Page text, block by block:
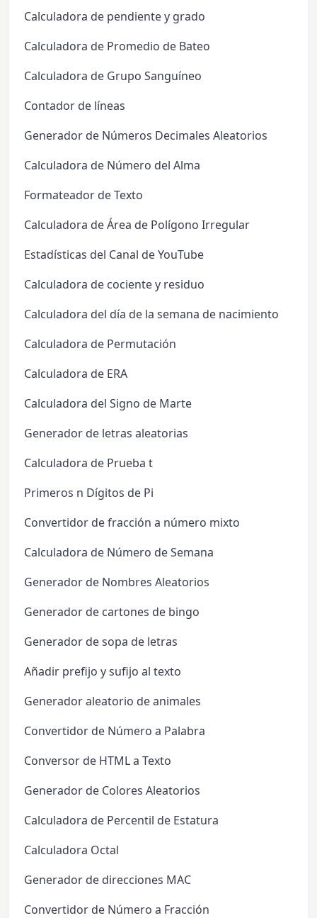
Calculadora de pendiente y grado
Calculadora de Promedio de Bateo
Calculadora de Grupo Sanguíneo
Contador de líneas
Generador de Números Decimales Aleatorios
Calculadora de Número del Alma
Formateador de Texto
Calculadora de Área de Polígono Irregular
Estadísticas del Canal de YouTube
Calculadora de cociente y residuo
Calculadora del día de la semana de nacimiento
Calculadora de Permutación
Calculadora de ERA
Calculadora del Signo de Marte
Generador de letras aleatorias
Calculadora de Prueba t
Primeros n Dígitos de Pi
Convertidor de fracción a número mixto
Calculadora de Número de Semana
Generador de Nombres Aleatorios
Generador de cartones de bingo
Generador de sopa de letras
Añadir prefijo y sufijo al texto
Generador aleatorio de animales
Convertidor de Número a Palabra
Conversor de HTML a Texto
Generador de Colores Aleatorios
Calculadora de Percentil de Estatura
Calculadora Octal
Generador de direcciones MAC
Convertidor de Número a Fracción